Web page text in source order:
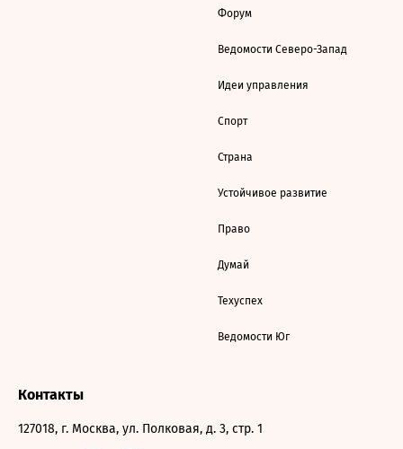
Форум
Ведомости Северо-Запад
Идеи управления
Спорт
Страна
Устойчивое развитие
Право
Думай
Техуспех
Ведомости Юг
Контакты
127018, г. Москва, ул. Полковая, д. 3, стр. 1